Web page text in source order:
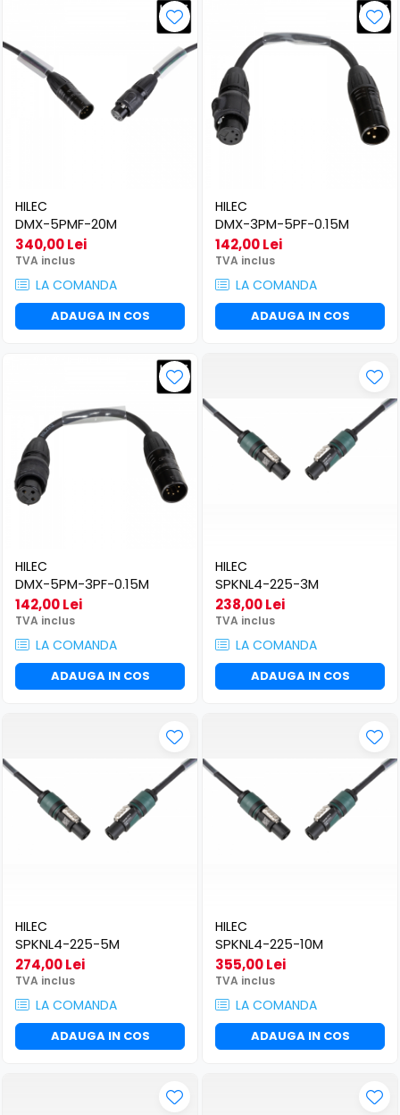
HILEC
DMX-5PMF-20M
340,00 Lei
TVA inclus
LA COMANDA
ADAUGA IN COS
HILEC
DMX-3PM-5PF-0.15M
142,00 Lei
TVA inclus
LA COMANDA
ADAUGA IN COS
HILEC
DMX-5PM-3PF-0.15M
142,00 Lei
TVA inclus
LA COMANDA
ADAUGA IN COS
HILEC
SPKNL4-225-3M
238,00 Lei
TVA inclus
LA COMANDA
ADAUGA IN COS
HILEC
SPKNL4-225-5M
274,00 Lei
TVA inclus
LA COMANDA
ADAUGA IN COS
HILEC
SPKNL4-225-10M
355,00 Lei
TVA inclus
LA COMANDA
ADAUGA IN COS